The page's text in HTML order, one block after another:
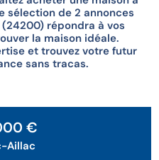
sélection de 2 annonces
répondra à vos
la maison idéale.
et trouvez votre futur
sans tracas.
€
Aillac